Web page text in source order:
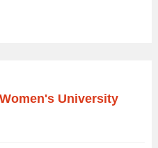
University